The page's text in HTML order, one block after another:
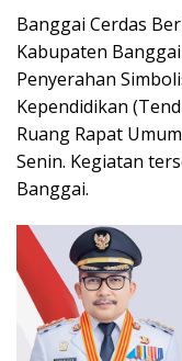
Banggai Cerdas
Kabupaten
Penyerahan
Kependidikan
Ruang Rapat
Senin. Kegiatan
Banggai.